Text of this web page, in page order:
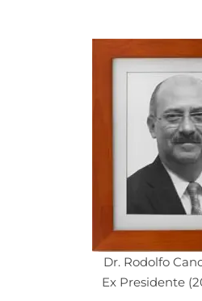
Dr. Rodolfo
Ex Presidente